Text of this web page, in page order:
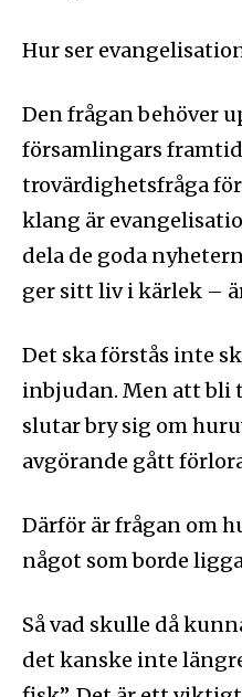
Följ
och bli
senaste
prenumerationsknappen.
och kommer inte att skicka
Ladda ner som PDF
Hur ser
Den frågan behöver
församlingars
trovärdighetsfråga
klang är
dela de goda
ger sitt liv i kärlek –
Det ska förstås inte
inbjudan. Men att bli
slutar bry sig om
avgörande gått
Därför är frågan om
något som borde
Så vad skulle då
det kanske inte